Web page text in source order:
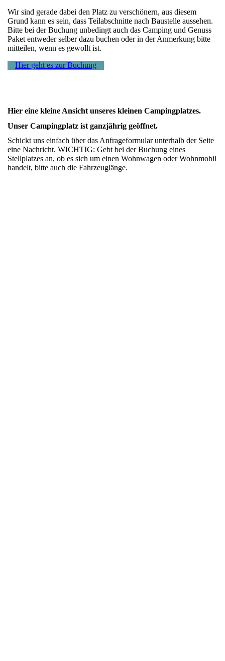
Wir sind gerade dabei den Platz zu verschönern, aus diesem
Grund kann es sein, dass Teilabschnitte nach Baustelle aussehen.
Bitte bei der Buchung unbedingt auch das Camping und Genuss
Paket entweder selber dazu buchen oder in der Anmerkung bitte
mitteilen, wenn es gewollt ist.
Hier geht es zur Buchung
Hier eine kleine Ansicht unseres kleinen Campingplatzes.
Unser Campingplatz ist ganzjährig geöffnet.
Schickt uns einfach über das Anfrageformular unterhalb der Seite
eine Nachricht. WICHTIG: Gebt bei der Buchung eines
Stellplatzes an, ob es sich um einen Wohnwagen oder Wohnmobil
handelt, bitte auch die Fahrzeuglänge.